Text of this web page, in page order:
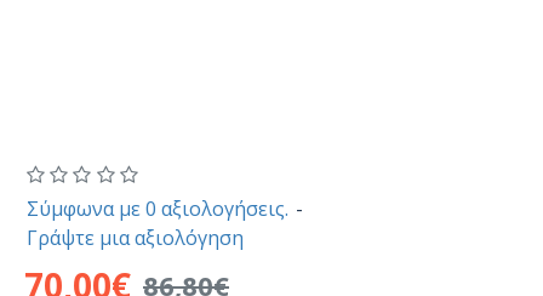
Σύμφωνα με 0 αξιολογήσεις. -
Γράψτε μια αξιολόγηση
70,00€ 86,80€